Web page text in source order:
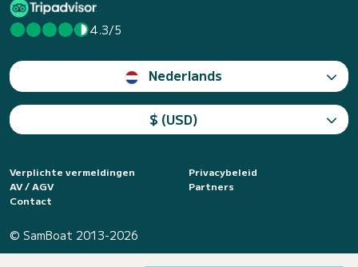
4.3/5
Nederlands
$ (USD)
Verplichte vermeldingen
Privacybeleid
AV / AGV
Partners
Contact
© SamBoat 2013-2026